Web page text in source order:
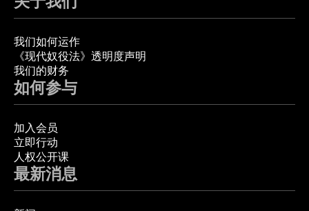
我们如何运作
《现代奴役法》透明度声明
我们的财务
如何参与
加入会员
立即行动
人权公开课
最新消息